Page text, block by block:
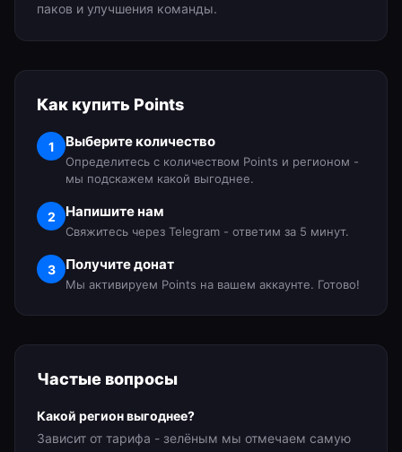
паков и улучшения команды.
Как купить Points
1 Выберите количество
Определитесь с количеством Points и регионом -
мы подскажем какой выгоднее.
2 Напишите нам
Свяжитесь через Telegram - ответим за 5 минут.
3 Получите донат
Мы активируем Points на вашем аккаунте. Готово!
Частые вопросы
Какой регион выгоднее?
Зависит от тарифа - зелёным мы отмечаем самую